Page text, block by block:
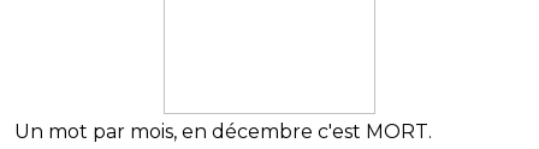
Un mot par mois, en décembre c'est MORT.